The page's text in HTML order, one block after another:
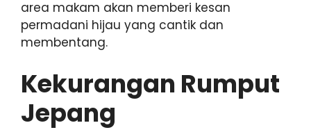
area makam akan memberi kesan
permadani hijau yang cantik dan
membentang.
Kekurangan Rumput
Jepang